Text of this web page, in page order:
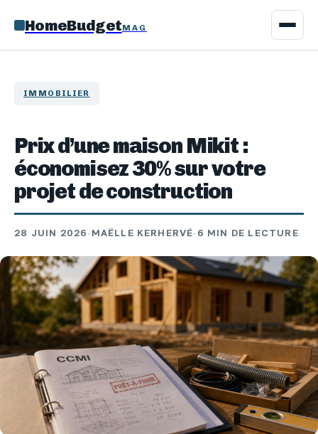
HomeBudgetMAG
IMMOBILIER
Prix d’une maison Mikit :
économisez 30% sur votre
projet de construction
28 JUIN 2026· MAËLLE KERHERVÉ· 6 MIN DE LECTURE